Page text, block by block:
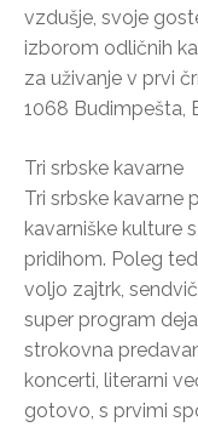
vzdušje, svoje
izborom odličnih
za uživanje v prvi
1068 Budimpešta,
Tri srbske kavarne
Tri srbske kavarne
kavarniške kulture
pridihom. Poleg
voljo zajtrk,
super program
strokovna
koncerti, literarni
gotovo, s prvimi